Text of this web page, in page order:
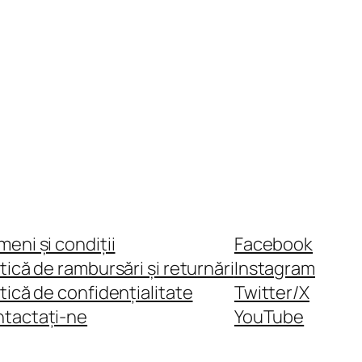
și condiții
de rambursări și returnări
de confidențialitate
ne
Facebook
Instagram
Twitter/X
YouTube